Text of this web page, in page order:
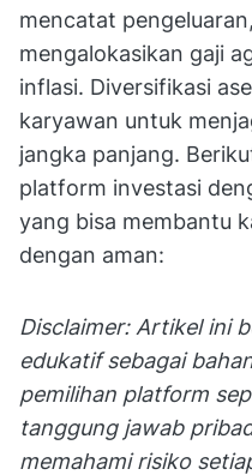
mencatat
mengalokasikan gaji
inflasi. Diversifikasi
karyawan untuk
jangka panjang.
platform investasi
yang bisa membantu
dengan aman:
Disclaimer: Artikel ini
edukatif sebagai
pemilihan platform
tanggung jawab
memahami risiko